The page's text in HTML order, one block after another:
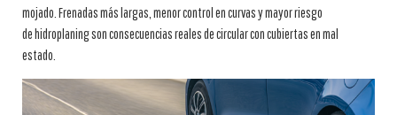
mojado. Frenadas más largas, menor control en curvas y mayor riesgo
de hidroplaning son consecuencias reales de circular con cubiertas en mal
estado.